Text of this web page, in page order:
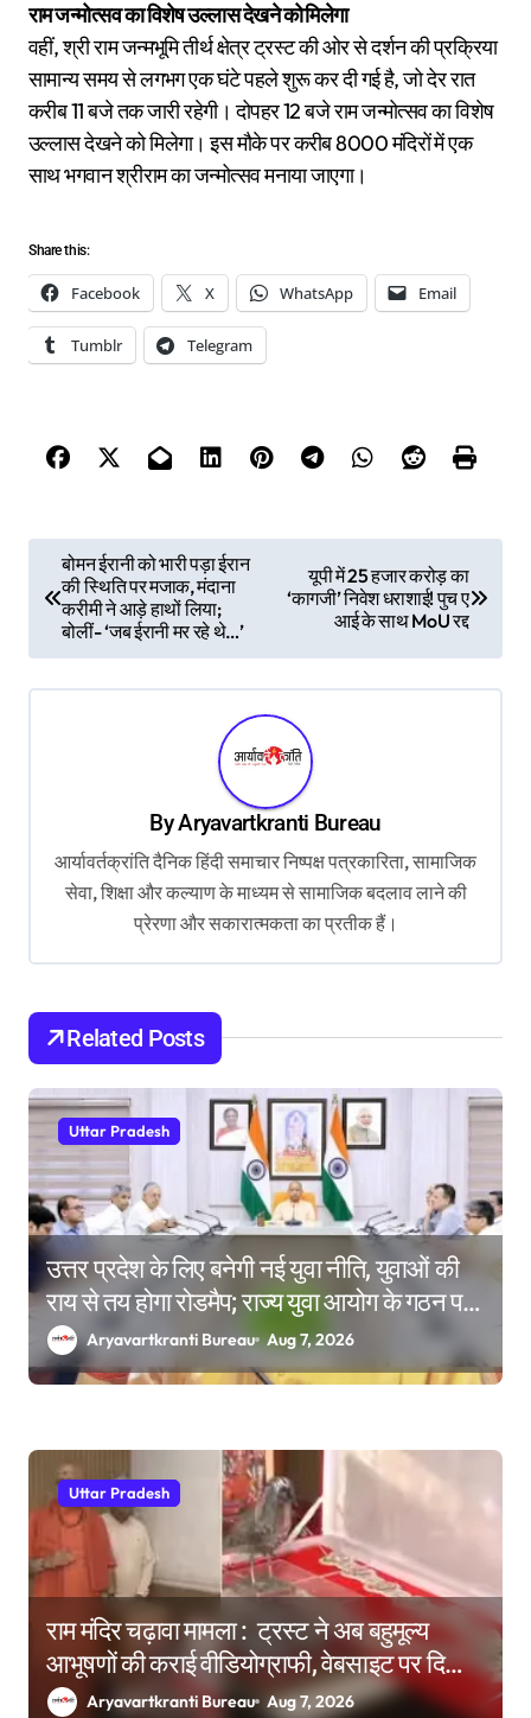
राम जन्मोत्सव का विशेष उल्लास देखने को मिलेगा
वहीं, श्री राम जन्मभूमि तीर्थ क्षेत्र ट्रस्ट की ओर से दर्शन की प्रक्रिया
सामान्य समय से लगभग एक घंटे पहले शुरू कर दी गई है, जो देर रात
करीब 11 बजे तक जारी रहेगी। दोपहर 12 बजे राम जन्मोत्सव का विशेष
उल्लास देखने को मिलेगा। इस मौके पर करीब 8000 मंदिरों में एक
साथ भगवान श्रीराम का जन्मोत्सव मनाया जाएगा।
Share this:
Facebook X WhatsApp Email
Tumblr Telegram
o
n
बोमन ईरानी को भारी पड़ा ईरान
की स्थिति पर मजाक, मंदाना
करीमी ने आड़े हाथों लिया;
बोलीं- ‘जब ईरानी मर रहे थे…’
यूपी में 25 हजार करोड़ का
‘कागजी’ निवेश धराशाई! पुच ए
आई के साथ MoU रद्द
ByAryavartkranti Bureau
आर्यावर्तक्रांति दैनिक हिंदी समाचार निष्पक्ष पत्रकारिता, सामाजिक
सेवा, शिक्षा और कल्याण के माध्यम से सामाजिक बदलाव लाने की
प्रेरणा और सकारात्मकता का प्रतीक हैं।
Related Posts
Uttar Pradesh
उत्तर प्रदेश के लिए बनेगी नई युवा नीति, युवाओं की
राय से तय होगा रोडमैप; राज्य युवा आयोग के गठन पर
भी मंथनAryavartkranti Bureau Aug 7, 2026
Uttar Pradesh
राम मंदिर चढ़ावा मामला : ट्रस्ट ने अब बहुमूल्य
आभूषणों की कराई वीडियोग्राफी, वेबसाइट पर दिखाने
की तैयारीAryavartkranti Bureau Aug 7, 2026